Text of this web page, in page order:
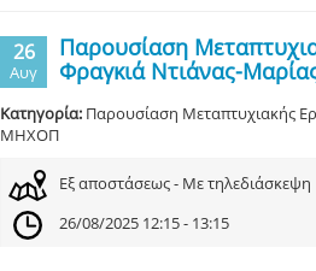
26
Αυγ
Παρουσίαση
Φραγκιά Ντιάνας-
Κατηγορία: Παρουσίαση Μεταπτυχιακής
ΜΗΧΟΠ
Εξ αποστάσεως - Με τηλεδιάσκεψη
26/08/2025 12:15 - 13:15